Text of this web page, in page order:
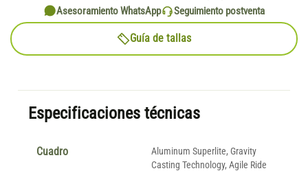
Asesoramiento WhatsApp
Seguimiento postventa
Guía de tallas
Especificaciones técnicas
Cuadro
Aluminum Superlite, Gravity
Casting Technology, Agile Ride